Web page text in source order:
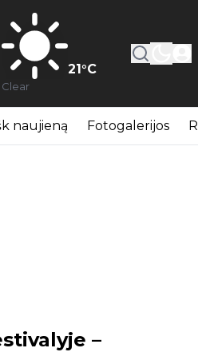
21°C
Clear
naujieną Fotogalerijos
–